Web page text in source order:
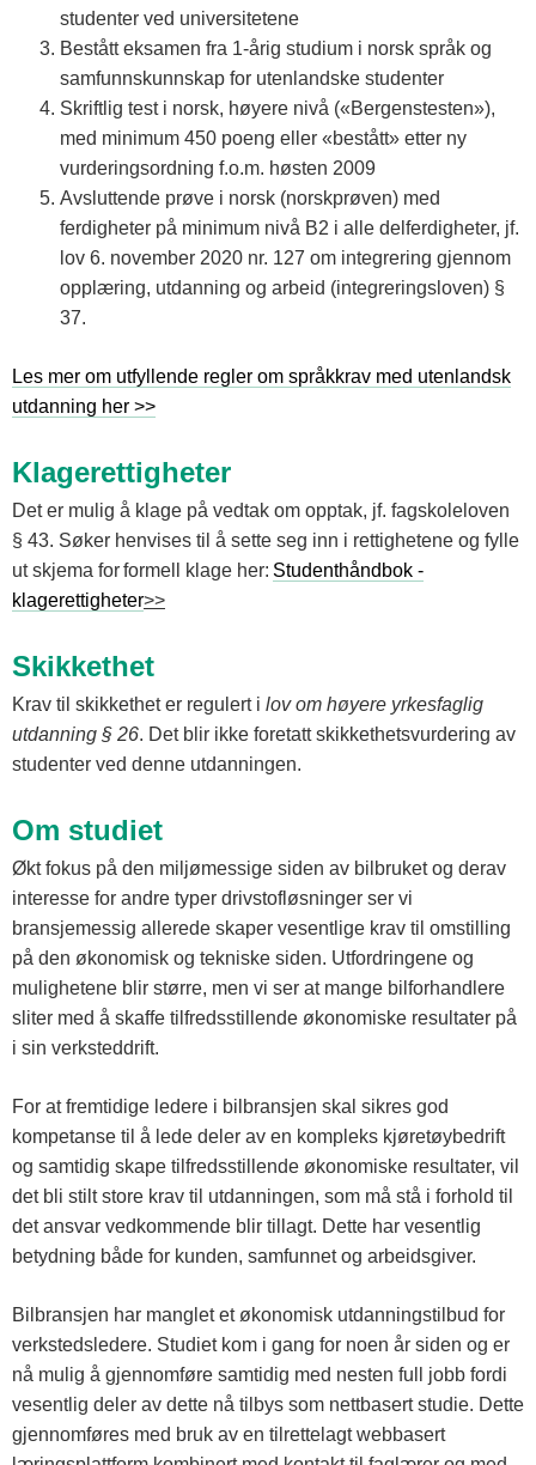
studenter ved universitetene
Bestått eksamen fra 1-årig studium i norsk språk og
samfunnskunnskap for utenlandske studenter
Skriftlig test i norsk, høyere nivå («Bergenstesten»),
med minimum 450 poeng eller «bestått» etter ny
vurderingsordning f.o.m. høsten 2009
Avsluttende prøve i norsk (norskprøven) med
ferdigheter på minimum nivå B2 i alle delferdigheter, jf.
lov 6. november 2020 nr. 127 om integrering gjennom
opplæring, utdanning og arbeid (integreringsloven) §
37.
Les mer om utfyllende regler om språkkrav med utenlandsk
utdanning her >>
Klagerettigheter
Det er mulig å klage på vedtak om opptak, jf. fagskoleloven
§ 43. Søker henvises til å sette seg inn i rettighetene og fylle
ut skjema for formell klage her: Studenthåndbok -
klagerettigheter>>
Skikkethet
Krav til skikkethet er regulert i lov om høyere yrkesfaglig
utdanning § 26. Det blir ikke foretatt skikkethetsvurdering av
studenter ved denne utdanningen.
Om studiet
Økt fokus på den miljømessige siden av bilbruket og derav
interesse for andre typer drivstofløsninger ser vi
bransjemessig allerede skaper vesentlige krav til omstilling
på den økonomisk og tekniske siden. Utfordringene og
mulighetene blir større, men vi ser at mange bilforhandlere
sliter med å skaffe tilfredsstillende økonomiske resultater på
i sin verksteddrift.
For at fremtidige ledere i bilbransjen skal sikres god
kompetanse til å lede deler av en kompleks kjøretøybedrift
og samtidig skape tilfredsstillende økonomiske resultater, vil
det bli stilt store krav til utdanningen, som må stå i forhold til
det ansvar vedkommende blir tillagt. Dette har vesentlig
betydning både for kunden, samfunnet og arbeidsgiver.
Bilbransjen har manglet et økonomisk utdanningstilbud for
verkstedsledere. Studiet kom i gang for noen år siden og er
nå mulig å gjennomføre samtidig med nesten full jobb fordi
vesentlig deler av dette nå tilbys som nettbasert studie. Dette
gjennomføres med bruk av en tilrettelagt webbasert